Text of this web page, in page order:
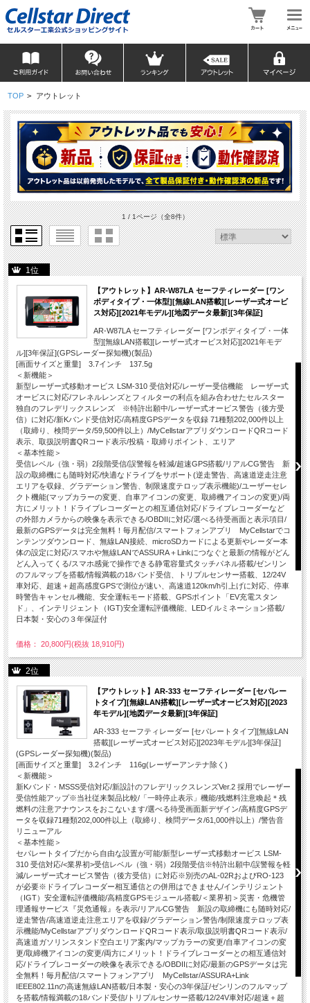
TOP > アウトレット
1 / 1ページ（全8件）
1位
【アウトレット】AR-W87LA セーフティレーダー [ワン
ボディタイプ・一体型][無線LAN搭載][レーザー式オービ
ス対応][2021年モデル][地図データ最新][3年保証]
AR-W87LA セーフティレーダー [ワンボディタイプ・一体
型][無線LAN搭載][レーザー式オービス対応][2021年モデ
ル][3年保証](GPSレーダー探知機)(製品)
[画面サイズと重量] 3.7インチ 137.5g
＜新機能＞
新型レーザー式移動オービス LSM-310 受信対応/レーザー受信機能 レーザー式
オービスに対応/フレネルレンズとフィルターの利点を組み合わせたセルスター
独自のフレデリックスレンズ ※特許出願中/レーザー式オービス警告（後方受
信）に対応/新Kバンド受信対応/高精度GPSデータを収録 71種類202,000件以上
（取締り、検問データ/59,500件以上）/MyCellstarアプリダウンロードQRコード
表示、取扱説明書QRコード表示/投稿・取締りポイント、エリア
＜基本性能＞
受信レベル（強・弱）2段階受信/誤警報を軽減/超速GPS搭載/リアルCG警告 新
設の取締機にも随時対応/快適なドライブをサポート(逆走警告、高速道逆走注意
エリアを収録、グラデーション警告、制限速度テロップ表示機能)/ユーザーセレ
クト機能(マップカラーの変更、自車アイコンの変更、取締機アイコンの変更)/両
方にメリット！ドライブレコーダーとの相互通信対応/ドライブレコーダーなど
の外部カメラからの映像を表示できる/OBDIIに対応/選べる待受画面と表示項目/
最新のGPSデータは完全無料！毎月配信/スマートフォンアプリ MyCellstarでコ
ンテンツダウンロード、無線LAN接続、microSDカードによる更新やレーダー本
体の設定に対応/スマホや無線LANでASSURA＋Linkにつなぐと最新の情報がどん
どん入ってくる/スマホ感覚で操作できる静電容量式タッチパネル搭載/ゼンリン
のフルマップを搭載/情報満載の18バンド受信、トリプルセンサー搭載、12/24V
車対応、超速＋超高感度GPSで測位が速い、高速道120km/h引上げに対応、停車
時警告キャンセル機能、安全運転モード搭載、GPSポイント「EV充電スタン
ド」、インテリジェント（IGT)安全運転評価機能、LEDイルミネーション搭載/
日本製・安心の３年保証付
価格： 20,800円(税抜 18,910円)
2位
【アウトレット】AR-333 セーフティレーダー [セパレー
トタイプ][無線LAN搭載][レーザー式オービス対応][2023
年モデル][地図データ最新][3年保証]
AR-333 セーフティレーダー [セパレートタイプ][無線LAN
搭載][レーザー式オービス対応][2023年モデル][3年保証]
(GPSレーダー探知機)(製品)
[画面サイズと重量] 3.2インチ 116g(レーザーアンテナ除く)
＜新機能＞
新Kバンド・MSSS受信対応/新設計のフレデリックスレンズVer.2 採用でレーザー
受信性能アップ※当社従来製品比較/「一時停止表示」機能/残燃料注意喚起＊残
燃料の注意アナウンスをおこないます/選べる待受画面新デザイン/高精度GPSデ
ータを収録71種類202,000件以上（取締り、検問データ/61,000件以上）/警告音
リニューアル
＜基本性能＞
セパレートタイプだから自由な設置が可能/新型レーザー式移動オービス LSM-
310 受信対応/<業界初>受信レベル（強・弱）2段階受信※特許出願中/誤警報を軽
減/レーザー式オービス警告（後方受信）に対応※別売のAL-02RおよびRO-123
が必要※ドライブレコーダー相互通信との併用はできません/インテリジェント
（IGT）安全運転評価機能/高精度GPSモジュール搭載/＜業界初＞災害・危機管
理通報サービス『災危通報』を表示/リアルCG警告 新設の取締機にも随時対応/
逆走警告/高速道逆走注意エリアを収録/グラデーション警告/制限速度テロップ表
示機能/MyCellstarアプリダウンロードQRコード表示/取扱説明書QRコード表示/
高速道ガソリンスタンド空白エリア案内/マップカラーの変更/自車アイコンの変
更/取締機アイコンの変更/両方にメリット！ドライブレコーダーとの相互通信対
応/ドライブレコーダーの映像を表示できる/OBDIIに対応/最新のGPSデータは完
全無料！毎月配信/スマートフォンアプリ MyCellstar/ASSURA+Link
IEEE802.11nの高速無線LAN搭載/日本製・安心の3年保証/ゼンリンのフルマップ
を搭載/情報満載の18バンド受信/トリプルセンサー搭載/12/24V車対応/超速＋超